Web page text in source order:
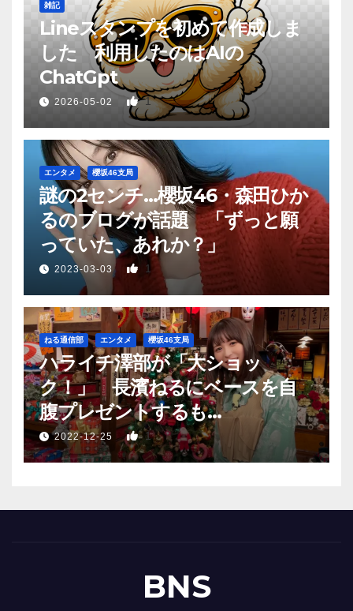
雑記
Lineスタンプを初めて作成しま
した 利用したのはAIの
ChatGpt
2026-05-02 1
エンタメ 櫻坂46支局
謎の2センチ…櫻坂46・森田ひか
るのブログが話題 「ずっと願
っていた、あれか？」
2023-03-03 1
ねる通信部 エンタメ 櫻坂46支局
ハライチ澤部が「大ショッ
ク！」 長濱ねるにベースを自
腹プレゼントするも…
2022-12-25 1
BNS